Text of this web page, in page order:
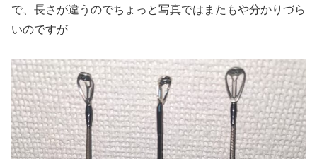
で、長さが違うのでちょっと写真ではまたもや分かりづら
いのですが